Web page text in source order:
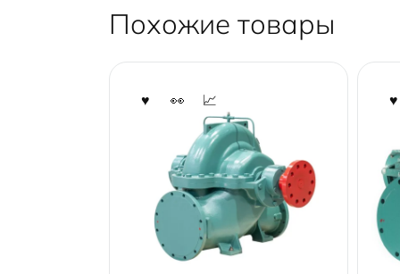
Похожие товары